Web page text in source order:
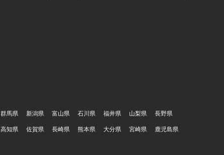
群馬県 新潟県 富山県 石川県 福井県 山梨県
長野県
高知県 佐賀県 長崎県 熊本県 大分県 宮崎県 鹿児島県